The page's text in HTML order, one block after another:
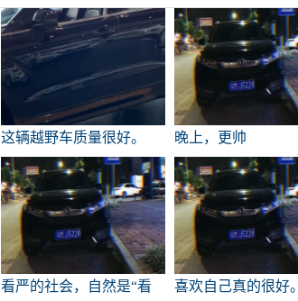
这辆越野车质量很好。 晚上，更帅
看严的社会，自然是“看
喜欢自己真的很好。